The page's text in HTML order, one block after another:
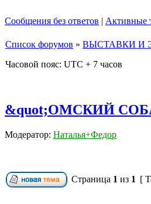
Сообщения без ответов | Активные
Список форумов » ВЫСТАВКИ И
Часовой пояс: UTC + 7 часов
&quot;ОМСКИЙ
Модератор: Наталья+Федор
Страница 1 из 1 [